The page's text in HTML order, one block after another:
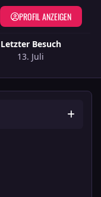
Letzter Besuch
13. Juli
PROFIL ANZEIGEN